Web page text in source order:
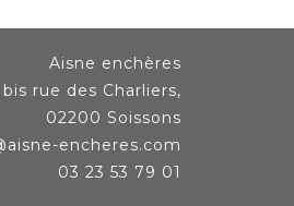
Aisne enchères
bis rue des Charliers,
02200 Soissons
encheres.com
03 23 53 79 01